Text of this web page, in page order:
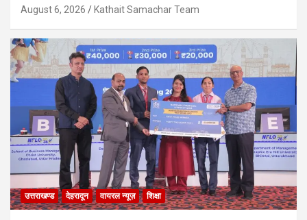
August 6, 2026 Kathait Samachar Team
उत्तराखण्ड देहरादून वायरल न्यूज़ शिक्षा